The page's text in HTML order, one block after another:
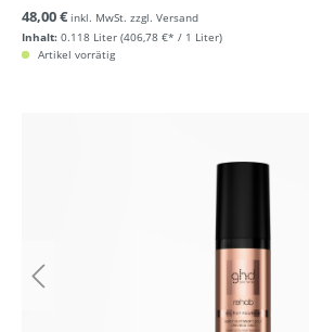
Inhalt: 0.118 Liter (406,78 €* / 1 Liter)
48,00 € inkl. MwSt. zzgl. Versand
Artikel vorrätig